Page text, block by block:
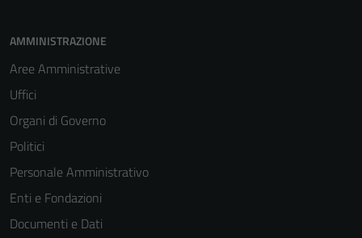
AMMINISTRAZIONE
Aree Amministrative
Uffici
Organi di Governo
Politici
Personale Amministrativo
Enti e Fondazioni
Documenti e Dati